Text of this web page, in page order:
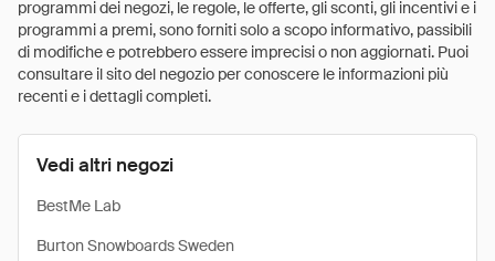
programmi dei negozi, le regole, le offerte, gli sconti, gli incentivi e i
programmi a premi, sono forniti solo a scopo informativo, passibili
di modifiche e potrebbero essere imprecisi o non aggiornati. Puoi
consultare il sito del negozio per conoscere le informazioni più
recenti e i dettagli completi.
Vedi altri negozi
BestMe Lab
Burton Snowboards Sweden